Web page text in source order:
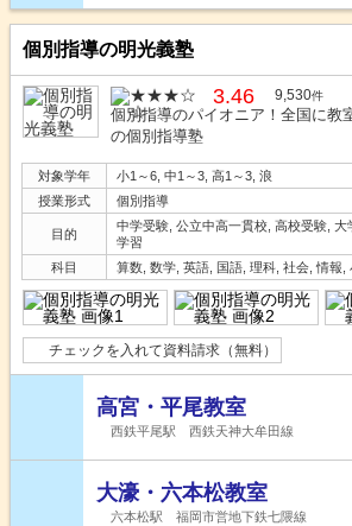
個別指導の明光義塾
3.46 9,530件
個別指導のパイオニア！全国に教
の個別指導塾
対象学年
小1～6, 中1～3, 高1～3, 浪
授業形式
個別指導
目的
中学受験, 公立中高一貫校, 高校受験, 大
学習
科目
算数, 数学, 英語, 国語, 理科, 社会, 情報,
チェックを入れて資料請求（無料）
高宮・平尾教室
西鉄平尾駅 西鉄天神大牟田線
大濠・六本松教室
六本松駅 福岡市営地下鉄七隈線